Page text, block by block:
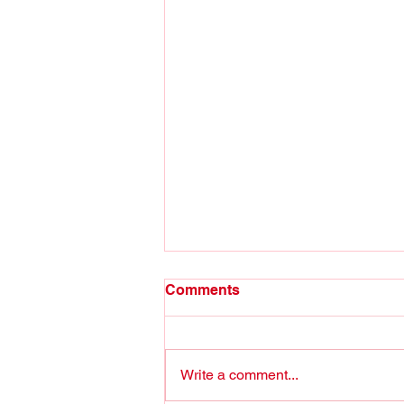
Comments
Write a comment...